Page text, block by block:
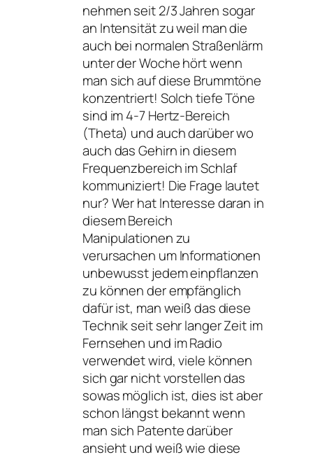
nehmen seit 2/3 Jahren sogar
an Intensität zu weil man die
auch bei normalen Straßenlärm
unter der Woche hört wenn
man sich auf diese Brummtöne
konzentriert! Solch tiefe Töne
sind im 4-7 Hertz-Bereich
(Theta) und auch darüber wo
auch das Gehirn in diesem
Frequenzbereich im Schlaf
kommuniziert! Die Frage lautet
nur? Wer hat Interesse daran in
diesem Bereich
Manipulationen zu
verursachen um Informationen
unbewusst jedem einpflanzen
zu können der empfänglich
dafür ist, man weiß das diese
Technik seit sehr langer Zeit im
Fernsehen und im Radio
verwendet wird, viele können
sich gar nicht vorstellen das
sowas möglich ist, dies ist aber
schon längst bekannt wenn
man sich Patente darüber
ansieht und weiß wie diese